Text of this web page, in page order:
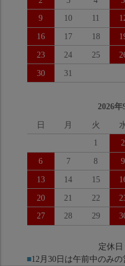
9 10 11
16 17 18
23 24 25
30 31
2026年
日 月 火
1 2
6 7 8 9
13 14 15
20 21 22
27 28 29
定休
■12月30日は午前中のみの